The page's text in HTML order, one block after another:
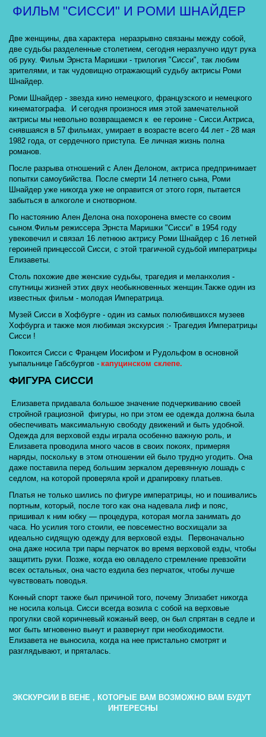
ФИЛЬМ "СИССИ" И РОМИ ШНАЙДЕР
Две женщины, два характера  неразрывно связаны между собой,
две судьбы разделенные столетием, сегодня неразлучно идут рука
об руку. Фильм Эрнста Маришки - трилогия "Сисси", так любим
зрителями, и так чудовищно отражающий судьбу актрисы Роми
Шнайдер.
Роми Шнайдер - звезда кино немецкого, французского и немецкого
кинематографа.  И сегодня произнося имя этой замечательной
актрисы мы невольно возвращаемся к  ее героине - Сисси.Актриса,
снявшаяся в 57 фильмах, умирает в возрасте всего 44 лет - 28 мая
1982 года, от сердечного приступа. Ее личная жизнь полна
романов.
После разрыва отношений с Ален Делоном, актриса предпринимает
попытки самоубийства. После смерти 14 летнего сына, Роми
Шнайдер уже никогда уже не оправится от этого горя, пытается
забыться в алкоголе и снотворном.
По настоянию Ален Делона она похоронена вместе со своим
сыном.Фильм режиссера Эрнста Маришки "Сисси" в 1954 году
увековечил и связал 16 летнюю актрису Роми Шнайдер с 16 летней
героиней принцессой Сисси, с этой трагичной судьбой императрицы
Елизаветы.
Столь похожие две женские судьбы, трагедия и меланхолия -
спутницы жизней этих двух необыкновенных женщин.Также один из
известных фильм - молодая Императрица.
Музей Сисси в Хофбурге - один из самых полюбившихся музеев
Хофбурга и также моя любимая экскурсия :- Трагедия Императрицы
Сисси !
Покоится Сисси с Францем Иосифом и Рудольфом в основной
уыпальнице Габсбургов - капуцинском склепе.
ФИГУРА СИССИ
стройной грациозной  фигуры, но при этом ее одежда должна была
обеспечивать максимальную свободу движений и быть удобной.
Одежда для верховой езды играла особенно важную роль, и
Елизавета проводила много часов в своих покоях, примеряя
наряды, поскольку в этом отношении ей было трудно угодить. Она
даже поставила перед большим зеркалом деревянную лошадь с
седлом, на которой проверяла крой и драпировку платьев.
Платья не только шились по фигуре императрицы, но и пошивались
портным, который, после того как она надевала лиф и пояс,
пришивал к ним юбку — процедура, которая могла занимать до
часа. Но усилия того стоили, ее повсеместно восхищали за
идеально сидящую одежду для верховой езды.  Первоначально
она даже носила три пары перчаток во время верховой езды, чтобы
защитить руки. Позже, когда ею овладело стремление превзойти
всех остальных, она часто ездила без перчаток, чтобы лучше
чувствовать поводья.
Конный спорт также был причиной того, почему Элизабет никогда
не носила кольца. Сисси всегда возила с собой на верховые
прогулки свой коричневый кожаный веер, он был спрятан в седле и
мог быть мгновенно вынут и развернут при необходимости.
Елизавета не выносила, когда на нее пристально смотрят и
разглядывают, и пряталась.
ЭКСКУРСИИ В ВЕНЕ , КОТОРЫЕ ВАМ ВОЗМОЖНО ВАМ БУДУТ
ИНТЕРЕСНЫ